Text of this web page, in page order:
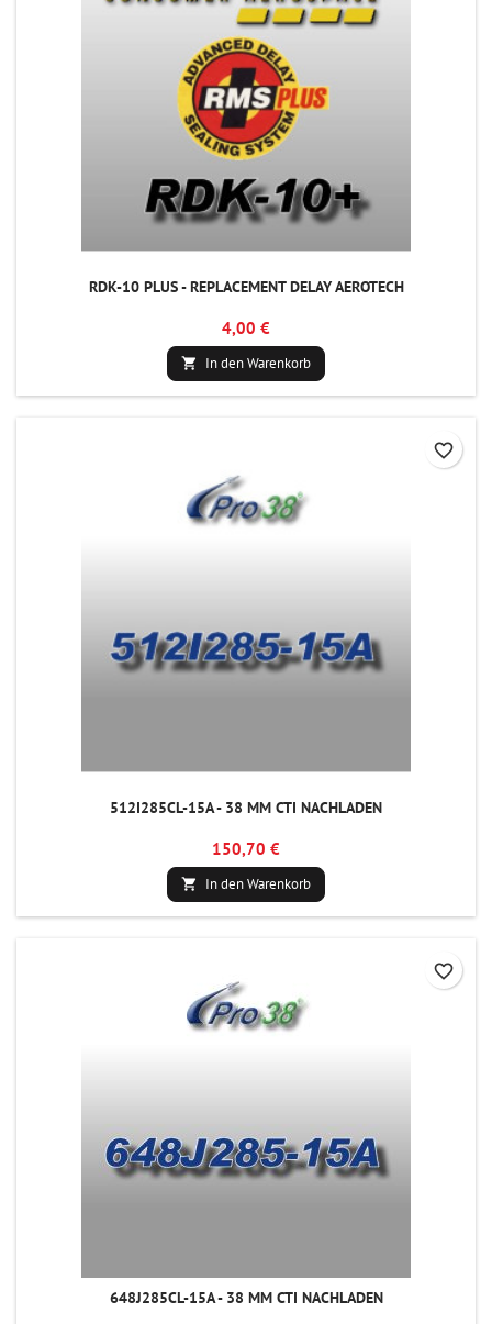
RDK-10 PLUS - REPLACEMENT DELAY AEROTECH
4,00 €
 In den Warenkorb
512I285CL-15A - 38 MM CTI NACHLADEN
150,70 €
 In den Warenkorb
favorite_border
648J285CL-15A - 38 MM CTI NACHLADEN
favorite_border